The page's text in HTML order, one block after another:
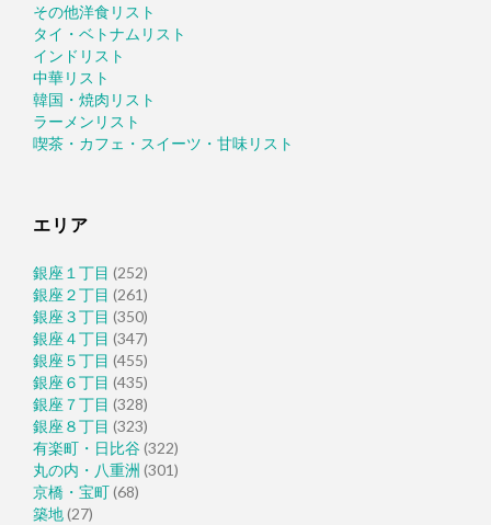
その他洋食リスト
タイ・ベトナムリスト
インドリスト
中華リスト
韓国・焼肉リスト
ラーメンリスト
喫茶・カフェ・スイーツ・甘味リスト
エリア
銀座１丁目 (252)
銀座２丁目 (261)
銀座３丁目 (350)
銀座４丁目 (347)
銀座５丁目 (455)
銀座６丁目 (435)
銀座７丁目 (328)
銀座８丁目 (323)
有楽町・日比谷(322)
丸の内・八重洲 (301)
京橋・宝町(68)
築地(27)